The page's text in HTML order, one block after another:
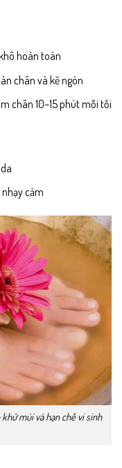
hoàn toàn
chân và kẽ ngón
chân 10–15 phút mỗi tối
cảm
mùi và hạn chế vi sinh